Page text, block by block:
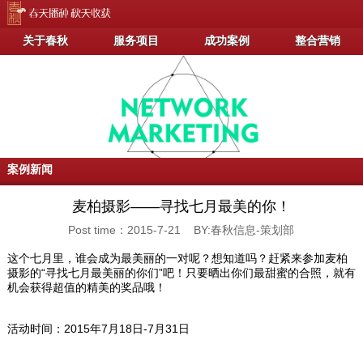
关于春秋 服务项目 成功案例 整合营销
案例新闻
麦柏摄影——寻找七月最美的你！
Post time：2015-7-21 BY:春秋信息-策划部
这个七月里，谁会成为最美丽的一对呢？想知道吗？赶紧来参加麦柏
摄影的“寻找七月最美丽的你们”吧！只要晒出你们最甜蜜的合照，就有
机会获得超值的精美的奖品哦！
活动时间：2015年7月18日-7月31日